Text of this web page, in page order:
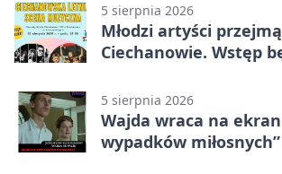
5 sierpnia 2026
Młodzi artyści
Ciechanowie. Wstęp
5 sierpnia 2026
Wajda wraca na
wypadków